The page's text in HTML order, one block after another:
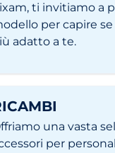
ti invitiamo a
per capire
adatto a te.
una vasta
per